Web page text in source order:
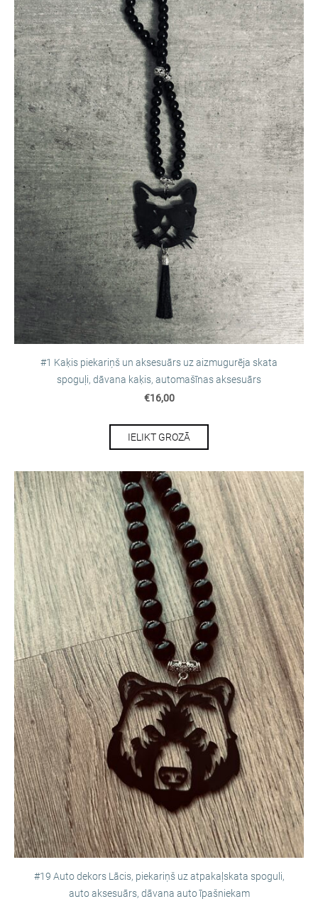
#1 Kaķis piekariņš un aksesuārs uz aizmugurēja skata
spoguļi, dāvana kaķis, automašīnas aksesuārs
€16,00
IELIKT GROZĀ
#19 Auto dekors Lācis, piekariņš uz atpakaļskata spoguli,
auto aksesuārs, dāvana auto īpašniekam